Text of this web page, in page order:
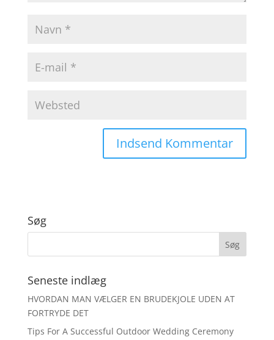
Søg
Seneste indlæg
HVORDAN MAN VÆLGER EN BRUDEKJOLE UDEN AT
FORTRYDE DET
Tips For A Successful Outdoor Wedding Ceremony